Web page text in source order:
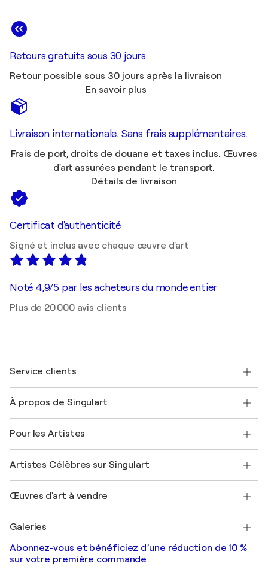
Retours gratuits sous 30 jours
Retour possible sous 30 jours après la livraison
En savoir plus
Livraison internationale. Sans frais supplémentaires.
Frais de port, droits de douane et taxes inclus. Œuvres
d'art assurées pendant le transport.
Détails de livraison
Certificat d'authenticité
Signé et inclus avec chaque œuvre d'art
Noté 4,9/5 par les acheteurs du monde entier
Plus de 20 000 avis clients
Service clients
Expédition
Offrir une carte cadeau
Rejoignez notre programme commercial
Mon compte
+33 1 76 44 06 42
À propos de Singulart
FAQ
Magazine Singulart
Emplois
Découvrez une sélection d'art original
Pour les Artistes
Se connecter en tant qu'Artiste
Artistes Célèbres sur Singulart
Marc Chagall
Banksy
Mr. Brainwash
Shepard Fairey
Œuvres d'art à vendre
Tableaux abstraits à vendre
Peintures de paysage
Estampes
Galeries
Galeries d'art en France
Galeries d'art en Belgique
Abonnez-vous et bénéficiez d’une réduction de 10 %
sur votre première commande